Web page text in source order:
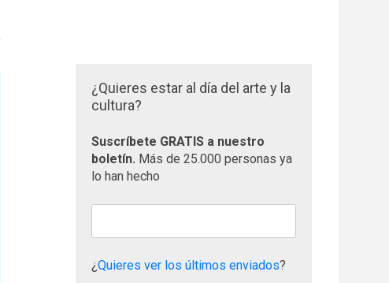
¿Quieres estar al día del arte y la
cultura?
Suscríbete GRATIS a nuestro
boletín. Más de 25.000 personas ya
lo han hecho
¿Quieres ver los últimos enviados?